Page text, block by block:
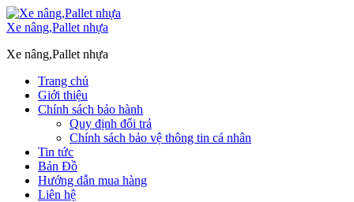
Xe nâng,Pallet nhựa
Xe nâng,Pallet nhựa
Trang chủ
Giới thiệu
Chính sách bảo hành
Quy định đổi trả
Chính sách bảo vệ thông tin cá nhân
Tin tức
Bản Đồ
Hướng dẫn mua hàng
Liên hệ